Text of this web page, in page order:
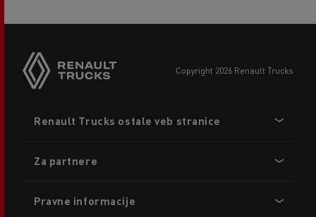
copyright 2026 Renault Trucks
menu
Renault Trucks ostale veb stranice
Za partnere
Pravne informacije